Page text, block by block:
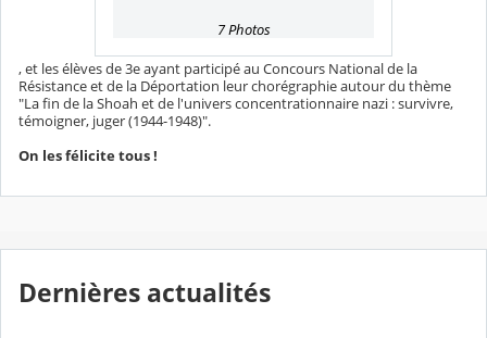
7 Photos
, et les élèves de 3e ayant participé au Concours National de la
Résistance et de la Déportation leur chorégraphie autour du thème
"La fin de la Shoah et de l'univers concentrationnaire nazi : survivre,
témoigner, juger (1944-1948)".
On les félicite tous !
Dernières actualités